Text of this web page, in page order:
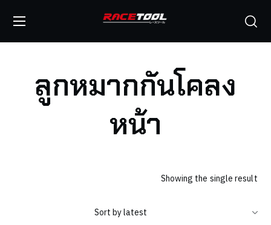
ลูกหมากกันโคลง
หน้า
Showing the single result